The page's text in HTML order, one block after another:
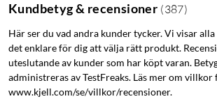
Specifikationer
Bluetooth 5.3
Dynamiskt frekvensomfång: 20 Hz-20 kHz
Räckvidd: ca 10 meter
Kundbetyg & recensioner (387)
Här ser du vad andra kunder tycker. Vi visar
det enklare för dig att välja rätt produkt.
uteslutande av kunder som har köpt varan.
administreras av TestFreaks. Läs mer om
www.kjell.com/se/villkor/recensioner.